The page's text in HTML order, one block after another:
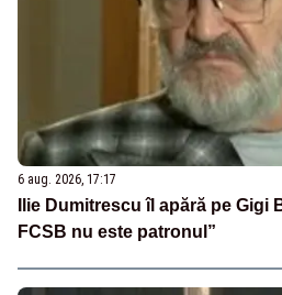
6 aug. 2026, 17:17
Ilie Dumitrescu îl apără pe Gigi
FCSB nu este patronul”